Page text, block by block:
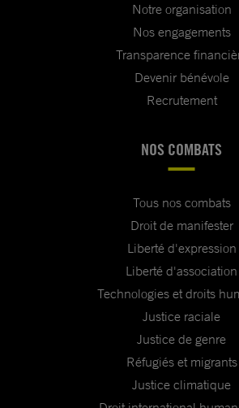
Notre organisation
Nos engagements
Transparence
Devenir bénévole
Recrutement
NOS COMBATS
Tous nos combats
Droit de manifester
Liberté d'expression
Liberté d'association
Technologies et droits
Justice raciale
Justice de genre
Réfugiés et migrants
Justice climatique